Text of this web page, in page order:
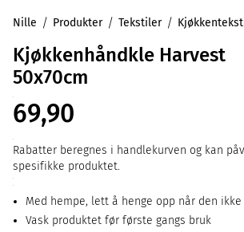
Nille Produkter Tekstiler
Kjøkkenhåndkle Harvest
50x70cm
69,90
Rabatter beregnes i handlekurven og kan
spesifikke produktet.
Med hempe, lett å henge opp når den
Vask produktet før første gangs bruk